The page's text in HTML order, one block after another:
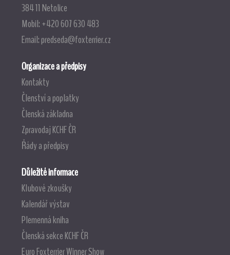
384 11 Netolice
Mobil: +420 607 630 483
Email:predseda@foxterrier.cz
Organizace a předpisy
Kontakty
Členství a poplatky
Členská základna
Zpravodaj KCHF ČR
Řády a předpisy
Důležité informace
Klubové zkoušky
Kalendář výstav
Plemenná kniha
Členská sekce KCHF ČR
Euro Foxterrier Winner Show